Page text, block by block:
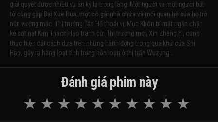
giải quyết được nhiều vụ án kỳ lạ trong làng. Một người và một người bất
tử cũng gặp Bai Xue Hua, một cô gái nhà chứa và mối quan hệ của họ trở
nên vướng mắc. Thị trưởng Tân Hổ thoái vị, Mục Khôn bí mật ngăn chặn
kẻ bắt nạt Kim Thạch Hạo tranh cử. Thị trưởng mới, Xin Zheng Yi, cũng
thực hiện cải cách dựa trên những hành động trong quá khứ của Shi
Hao, gây ra hàng loạt tình trạng hỗn loạn ở thị trấn Wuzung...
Đánh giá phim này